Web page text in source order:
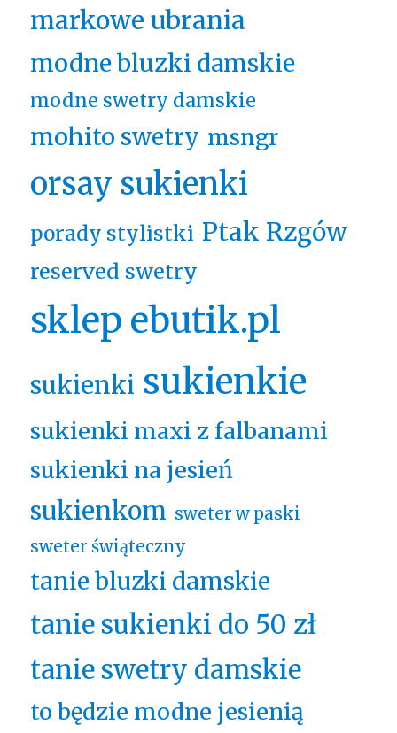
markowe ubrania
modne bluzki damskie
modne swetry damskie
mohito swetry msngr
orsay sukienki
porady stylistki Ptak Rzgów
reserved swetry
sklep ebutik.pl
sukienki sukienkie
sukienki maxi z falbanami
sukienki na jesień
sukienkom sweter w paski
sweter świąteczny
tanie bluzki damskie
tanie sukienki do 50 zł
tanie swetry damskie
to będzie modne jesienią